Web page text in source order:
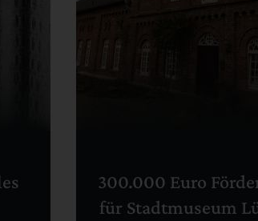
300.000 Euro
für Stadtmuseum